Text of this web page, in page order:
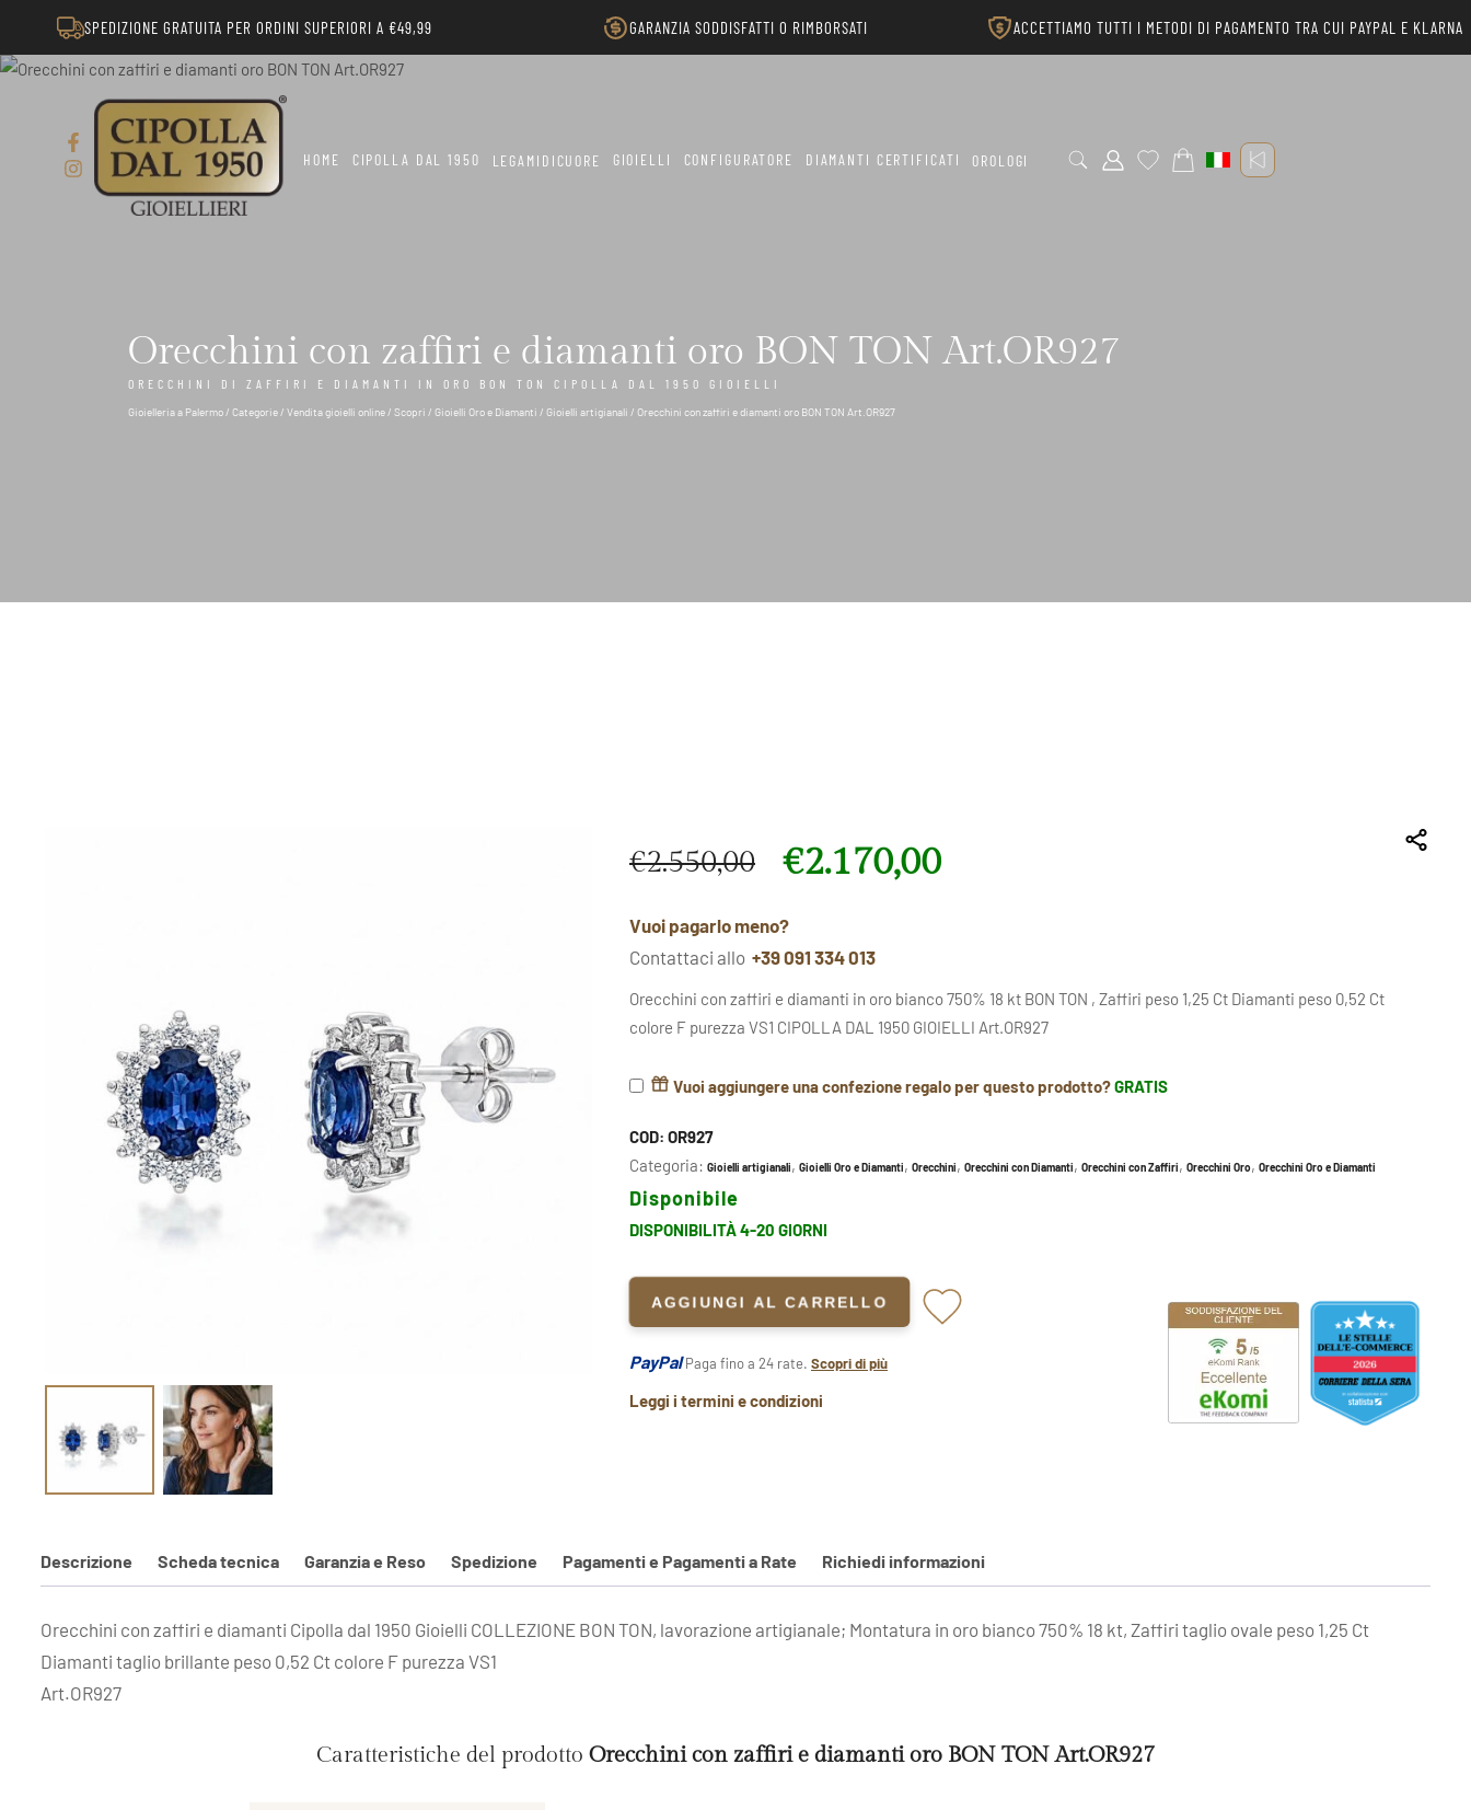
SPEDIZIONE GRATUITA PER ORDINI SUPERIORI A €49,99 GARANZIA SODDISFATTI O RIMBORSATI ACCETTIAMO TUTTI I METODI DI PAGAMENTO TRA CUI PAYPAL E KLARNA
HOME CIPOLLA DAL 1950 LEGAMIDICUORE GIOIELLI CONFIGURATORE DIAMANTI CERTIFICATI OROLOGI
Orecchini con zaffiri e diamanti oro BON TON Art.OR927
ORECCHINI DI ZAFFIRI E DIAMANTI IN ORO BON TON CIPOLLA DAL 1950 GIOIELLI
Gioielleria a Palermo / Categorie / Vendita gioielli online / Scopri / Gioielli Oro e Diamanti / Gioielli artigianali / Orecchini con zaffiri e diamanti oro BON TON Art.OR927
€2.550,00
Il prezzo originale era: €2.550,00.
€2.170,00
Il prezzo attuale è: €2.170,00.
Vuoi pagarlo meno?
Contattaci allo +39 091 334 013
Orecchini con zaffiri e diamanti in oro bianco 750% 18 kt BON TON , Zaffiri peso 1,25 Ct Diamanti peso 0,52 Ct
colore F purezza VS1 CIPOLLA DAL 1950 GIOIELLI Art.OR927
Vuoi aggiungere una confezione regalo per questo prodotto?GRATIS
COD: OR927
Categoria: Gioielli artigianali, Gioielli Oro e Diamanti, Orecchini, Orecchini con Diamanti, Orecchini con Zaffiri, Orecchini Oro, Orecchini Oro e Diamanti
Disponibile
DISPONIBILITÀ 4-20 GIORNI
AGGIUNGI AL CARRELLO
PayPal Paga fino a 24 rate. Scopri di più
Leggi i termini e condizioni
Descrizione Scheda tecnica Garanzia e Reso Spedizione Pagamenti e Pagamenti a Rate Richiedi informazioni
Orecchini con zaffiri e diamanti Cipolla dal 1950 Gioielli COLLEZIONE BON TON, lavorazione artigianale; Montatura in oro bianco 750% 18 kt, Zaffiri taglio ovale peso 1,25 Ct
Diamanti taglio brillante peso 0,52 Ct colore F purezza VS1
Art.OR927
Caratteristiche del prodotto Orecchini con zaffiri e diamanti oro BON TON Art.OR927